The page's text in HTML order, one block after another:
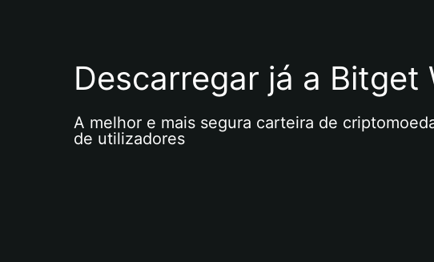
Descarregar já a Bitget
A melhor e mais segura carteira de
de utilizadores